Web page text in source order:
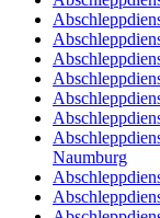
Naumburg